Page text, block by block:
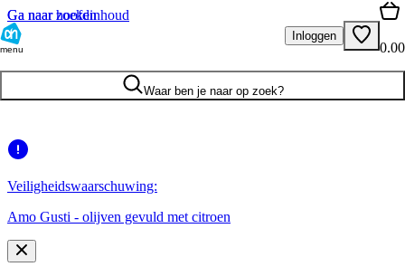
Ga naar hoofdinhoud
Ga naar zoeken
menu
Inloggen
0.00
Waar ben je naar op zoek?
Veiligheidswaarschuwing:
Amo Gusti - olijven gevuld met citroen